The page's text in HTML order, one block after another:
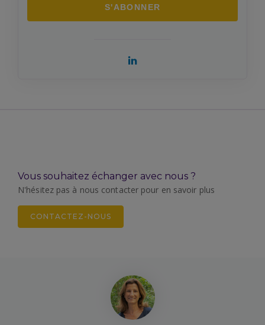
Vous souhaitez échanger avec nous ?
N'hésitez pas à nous contacter pour en savoir plus
CONTACTEZ-NOUS